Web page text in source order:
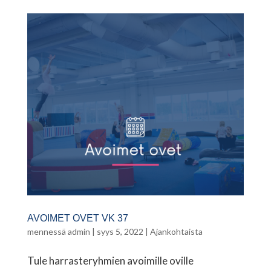
AVOIMET OVET VK 37
mennessä admin | syys 5, 2022 | Ajankohtaista
Tule harrasteryhmien avoimille oville